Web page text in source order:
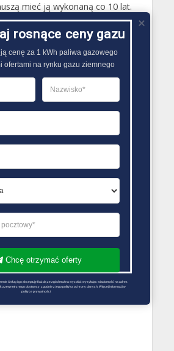
mieć ją wykonaną co 10 lat.
techniczne muszą być
pracowników Urzędu Dozoru
rosnące ceny gazu
cenę za 1 kWh paliwa gazowego
ofertami na rynku gazu ziemnego
Chcę otrzymać oferty
Usług i go akceptuję Każdą ze zgód można wycofać wysyłając wiadomość na adres
zewnętrznego dostawcy, zgodnie z jego polityką ochrony danych. Więcej informacji w
polityce prywatności